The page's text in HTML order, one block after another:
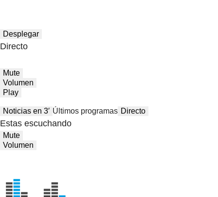
Desplegar
Directo
Mute
Volumen
Play
Noticias en 3′ Últimos programas Directo
Estas escuchando
Mute
Volumen